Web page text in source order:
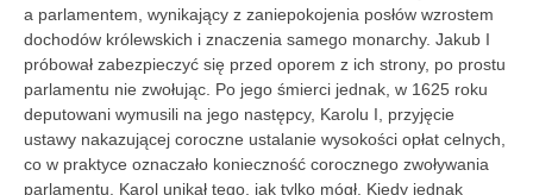
a parlamentem, wynikający z zaniepokojenia posłów wzrostem
dochodów królewskich i znaczenia samego monarchy. Jakub I
próbował zabezpieczyć się przed oporem z ich strony, po prostu
parlamentu nie zwołując. Po jego śmierci jednak, w 1625 roku
deputowani wymusili na jego następcy, Karolu I, przyjęcie
ustawy nakazującej coroczne ustalanie wysokości opłat celnych,
co w praktyce oznaczało konieczność corocznego zwoływania
parlamentu. Karol unikał tego, jak tylko mógł. Kiedy jednak